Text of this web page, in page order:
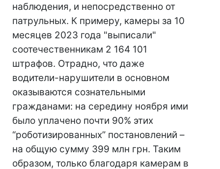
наблюдения, и непосредственно от
патрульных. К примеру, камеры за 10
месяцев 2023 года "выписали"
соотечественникам 2 164 101
штрафов. Отрадно, что даже
водители-нарушители в основном
оказываются сознательными
гражданами: на середину ноября ими
было уплачено почти 90% этих
“роботизированных” постановлений –
на общую сумму 399 млн грн. Таким
образом, только благодаря камерам в